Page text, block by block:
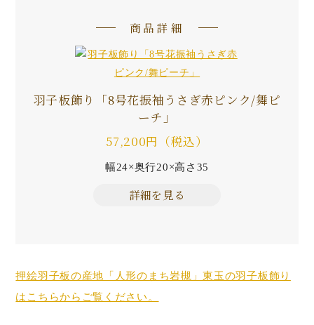
商品詳細
羽子板飾り「8号花振袖うさぎ赤ピンク/舞ピ
ーチ」
57,200円（税込）
幅24×奥行20×高さ35
詳細を見る
押絵羽子板の産地「人形のまち岩槻」東玉の羽子板飾り
はこちらからご覧ください。